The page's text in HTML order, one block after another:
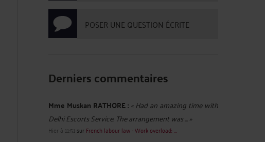
POSER UNE QUESTION ÉCRITE
Derniers commentaires
Mme Muskan RATHORE : « Had an amazing time with
Delhi Escorts Service. The arrangement was ... »
Hier à 11:51 sur French labour law - Work overload: ...